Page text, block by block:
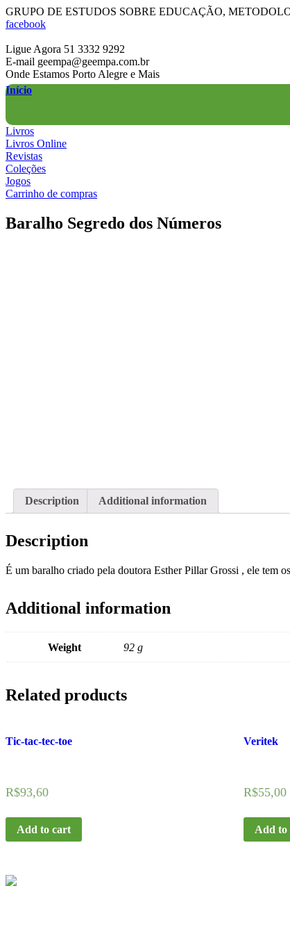
Skip
to
GRUPO DE ESTUDOS SOBRE EDUCAÇÃO,
facebook
Ligue Agora 51 3332 9292
E-mail geempa@geempa.com.br
Onde Estamos Porto Alegre e Mais
Início
Livros
Livros Online
Revistas
Coleções
Jogos
Carrinho de compras
Baralho Segredo dos Números
Description Additional information
Description
É um baralho criado pela doutora Esther Pillar Grossi , ele tem
Additional information
Weight 92 g
Related products
Tic-tac-tec-toe
R$93,60
Add to cart
Veritek
R$55,00
Add to